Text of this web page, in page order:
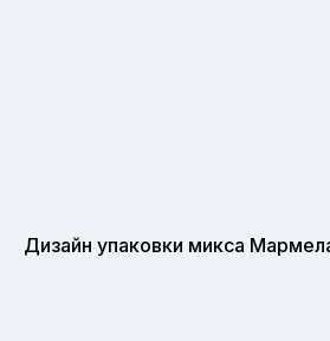
Дизайн упаковки микса